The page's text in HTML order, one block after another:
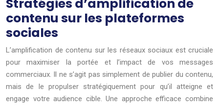
Stratégies d’amplification de
contenu sur les plateformes
sociales
L’amplification de contenu sur les réseaux sociaux est cruciale
pour maximiser la portée et l’impact de vos messages
commerciaux. Il ne s’agit pas simplement de publier du contenu,
mais de le propulser stratégiquement pour qu’il atteigne et
engage votre audience cible. Une approche efficace combine